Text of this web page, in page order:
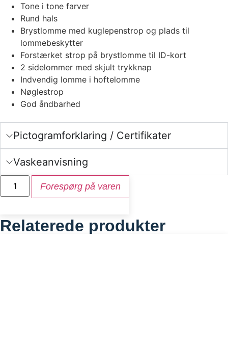
Tone i tone farver
Rund hals
Brystlomme med kuglepenstrop og plads til
lommebeskytter
Forstærket strop på brystlomme til ID-kort
2 sidelommer med skjult trykknap
Indvendig lomme i hoftelomme
Nøglestrop
God åndbarhed
Pictogramforklaring / Certifikater
Vaskeanvisning
Forespørg på varen
Relaterede produkter